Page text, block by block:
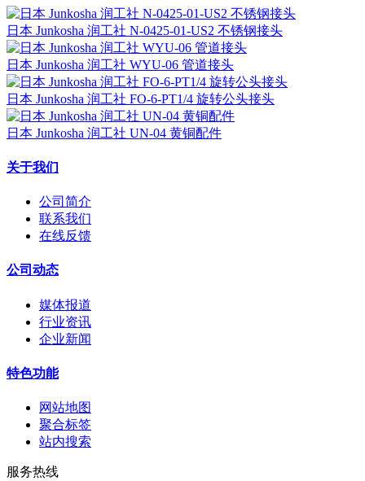
日本 Junkosha 润工社 N-0425-01-US2 不锈钢接头
日本 Junkosha 润工社 WYU-06 管道接头
日本 Junkosha 润工社 FO-6-PT1/4 旋转公头接头
日本 Junkosha 润工社 UN-04 黄铜配件
关于我们
公司简介
联系我们
在线反馈
公司动态
媒体报道
行业资讯
企业新闻
特色功能
网站地图
聚合标签
站内搜索
服务热线